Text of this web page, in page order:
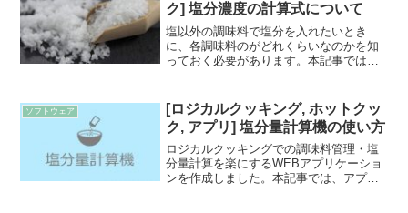
ク] 塩分濃度の計算式について
塩以外の調味料で塩分を入れたいとき
に、各調味料のがどれくらいなのかを知
っておく必要があります。本記事では塩
に対してどれくらいの塩分が入っている
か(食塩相当量)...
ソフトウェア
[ロジカルクッキング, ホットクッ
ク, アプリ] 塩分量計算機の使い方
ロジカルクッキングでの調味料管理・塩
分量計算を楽にするWEBアプリケーショ
ンを作成しました。本記事では、アプリ